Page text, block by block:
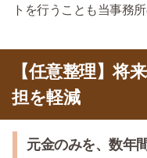
トを行うことも当事務
【任意整理】将
担を軽減
元金のみを、数年